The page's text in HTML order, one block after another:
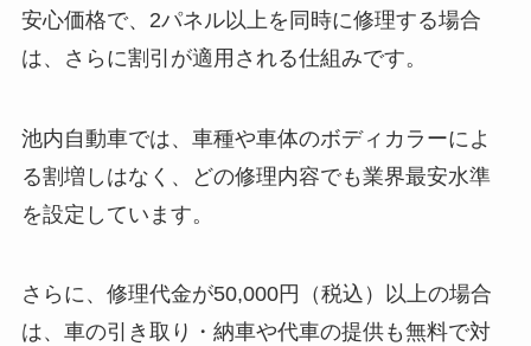
安心価格で、2パネル以上を同時に修理する場合
は、さらに割引が適用される仕組みです。
池内自動車では、車種や車体のボディカラーによ
る割増しはなく、どの修理内容でも業界最安水準
を設定しています。
さらに、修理代金が50,000円（税込）以上の場合
は、車の引き取り・納車や代車の提供も無料で対